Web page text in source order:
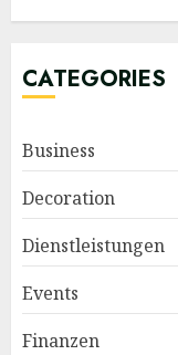
CATEGORIES
Business
Decoration
Dienstleistungen
Events
Finanzen